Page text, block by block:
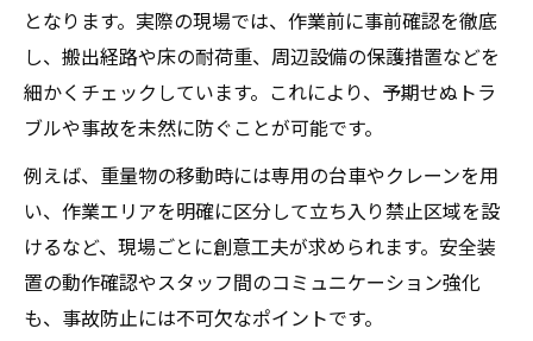
となります。実際の現場では、作業前に事前確認を徹底
し、搬出経路や床の耐荷重、周辺設備の保護措置などを
細かくチェックしています。これにより、予期せぬトラ
ブルや事故を未然に防ぐことが可能です。
例えば、重量物の移動時には専用の台車やクレーンを用
い、作業エリアを明確に区分して立ち入り禁止区域を設
けるなど、現場ごとに創意工夫が求められます。安全装
置の動作確認やスタッフ間のコミュニケーション強化
も、事故防止には不可欠なポイントです。